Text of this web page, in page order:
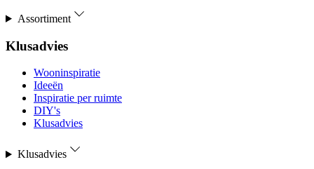
Assortiment
Klusadvies
Wooninspiratie
Ideeën
Inspiratie per ruimte
DIY's
Klusadvies
Klusadvies